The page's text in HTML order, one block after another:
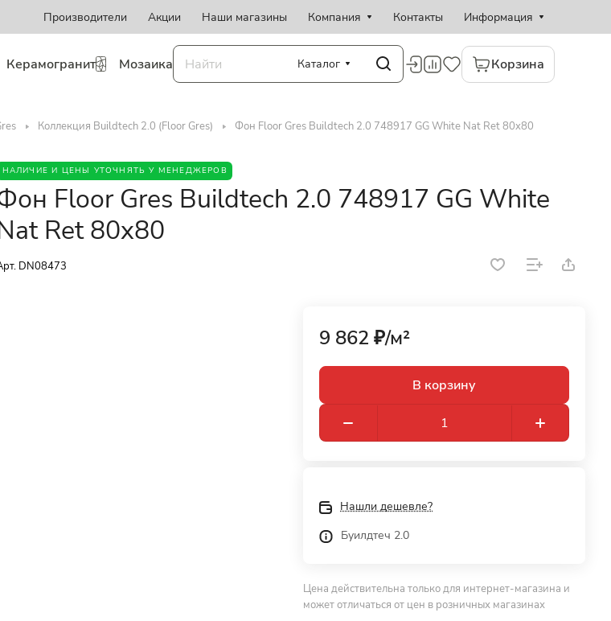
Производители Акции Наши магазины Компания Контакты Информация
Керамогранит Мозаика Каталог Корзина
Коллекция Buildtech 2.0 (Floor Gres) Фон Floor Gres Buildtech 2.0 748917 GG White Nat Ret 80x80
НАЛИЧИЕ И ЦЕНЫ УТОЧНЯТЬ У МЕНЕДЖЕРОВ
Floor Gres Buildtech 2.0 748917 GG White
Ret 80x80
DN08473
9 862 ₽/м²
В корзину
Нашли дешевле?
Буилдтеч 2.0
Цена действительна только для интернет-магазина и
может отличаться от цен в розничных магазинах